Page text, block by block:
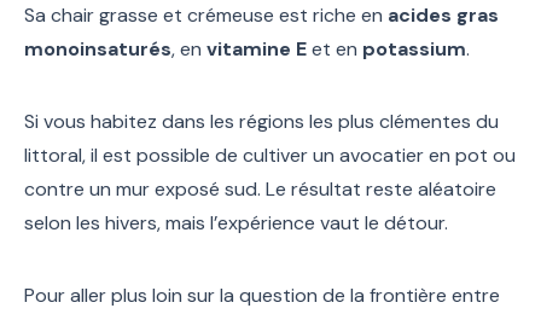
Sa chair grasse et crémeuse est riche en acides gras
monoinsaturés, en vitamine Eet en potassium.
Si vous habitez dans les régions les plus clémentes du
littoral, il est possible de cultiver un avocatier en pot ou
contre un mur exposé sud. Le résultat reste aléatoire
selon les hivers, mais l’expérience vaut le détour.
Pour aller plus loin sur la question de la frontière entre